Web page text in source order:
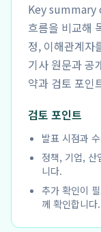
Key summary
흐름을 비교해
정, 이해관계자
기사 원문과 공
약과 검토 포인
검토 포인트
발표 시점과
정책, 기업, 산
니다.
추가 확인이
께 확인합니다.